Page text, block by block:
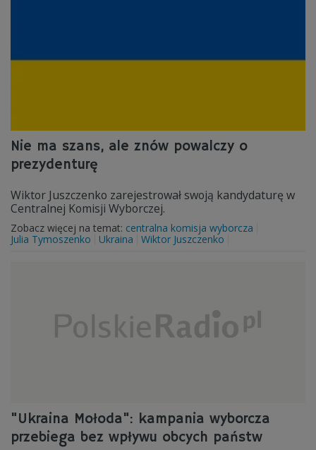
Nie ma szans, ale znów powalczy o
prezydenturę
Wiktor Juszczenko zarejestrował swoją kandydaturę w
Centralnej Komisji Wyborczej.
Zobacz więcej na temat: centralna komisja wyborcza
Julia Tymoszenko
Ukraina Wiktor Juszczenko
"Ukraina Mołoda": kampania wyborcza
przebiega bez wpływu obcych państw